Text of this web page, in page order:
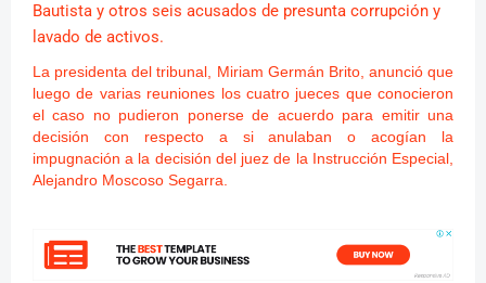
Bautista y otros seis acusados de presunta corrupción y
lavado de activos.
La presidenta del tribunal, Miriam Germán Brito, anunció que
luego de varias reuniones los cuatro jueces que conocieron
el caso no pudieron ponerse de acuerdo para emitir una
decisión con respecto a si anulaban o acogían la
impugnación a la decisión del juez de la Instrucción Especial,
Alejandro Moscoso Segarra.